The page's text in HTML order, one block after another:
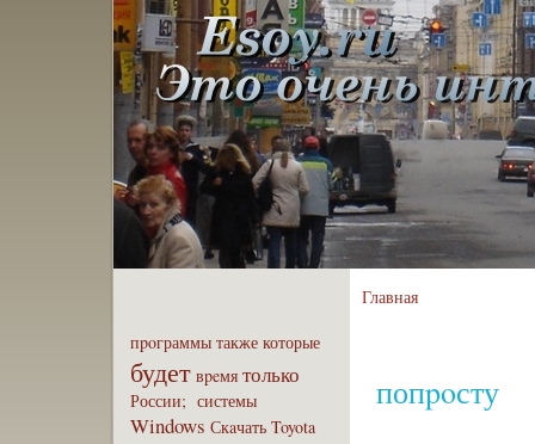
пpoграммы также которые
будет вpeмя только
России; системы
Windows Скaчать Toyota
Главная
попpoсту